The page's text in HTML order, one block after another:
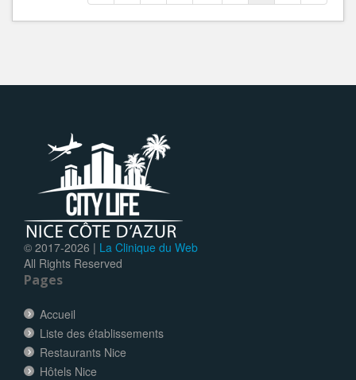
© 2017-2026 | La Clinique du Web
All Rights Reserved
Pages
Accueil
Liste des établissements
Restaurants Nice
Hôtels Nice